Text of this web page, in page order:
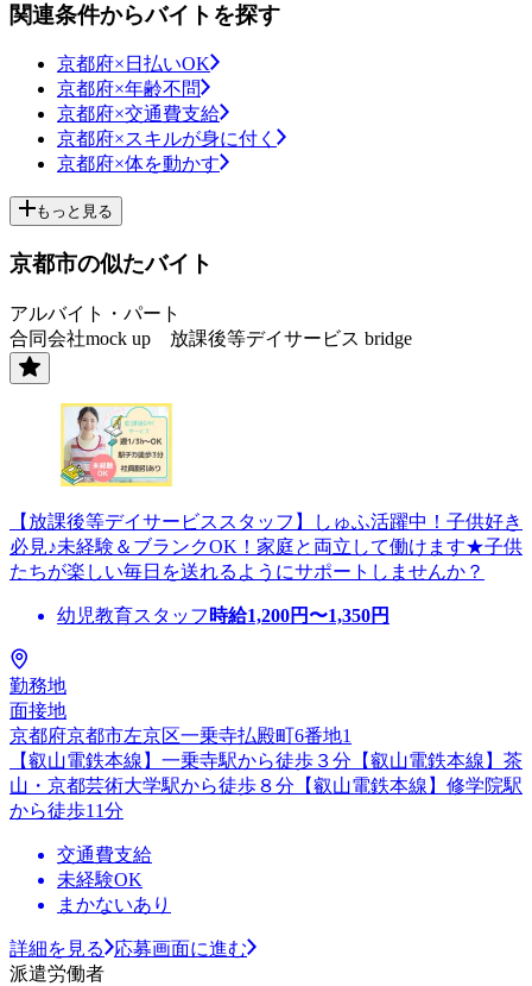
関連条件からバイトを探す
京都府×日払いOK
京都府×年齢不問
京都府×交通費支給
京都府×スキルが身に付く
京都府×体を動かす
もっと見る
京都市の似たバイト
アルバイト・パート
合同会社mock up 放課後等デイサービス bridge
【放課後等デイサービススタッフ】しゅふ活躍中！子供好き
必見♪未経験＆ブランクOK！家庭と両立して働けます★子供
たちが楽しい毎日を送れるようにサポートしませんか？
幼児教育スタッフ 時給1,200円〜1,350円
勤務地
面接地
京都府京都市左京区一乗寺払殿町6番地1
【叡山電鉄本線】一乗寺駅から徒歩３分【叡山電鉄本線】茶
山・京都芸術大学駅から徒歩８分【叡山電鉄本線】修学院駅
から徒歩11分
交通費支給
未経験OK
まかないあり
詳細を見る
応募画面に進む
派遣労働者